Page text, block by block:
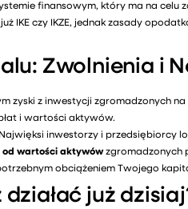
finansowym, który ma na
IKE czy IKZE, jednak zasady
Zwolnienia i
zyski z inwestycji zgromadzonych
i wartości aktywów.
inwestorzy i przedsiębiorcy
od wartości aktywówzgromadzonych
obciążeniem Twojego
już